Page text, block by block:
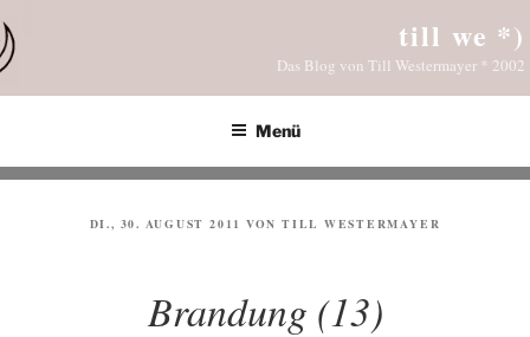
Inhalt
springen
till we *)
Das Blog von Till Westermayer * 2002
Menü
VERÖFFENTLICHT
DI., 30. AUGUST 2011 VON TILL WESTERMAYER
Brandung (13)